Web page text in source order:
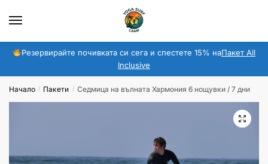
към
към
Резервирайте почивката си сега и спестете 15% наПакет All
Inclusive
Начало / Пакети / Седмица на вълната Хармония 6 нощувки / 7 дни
🔍